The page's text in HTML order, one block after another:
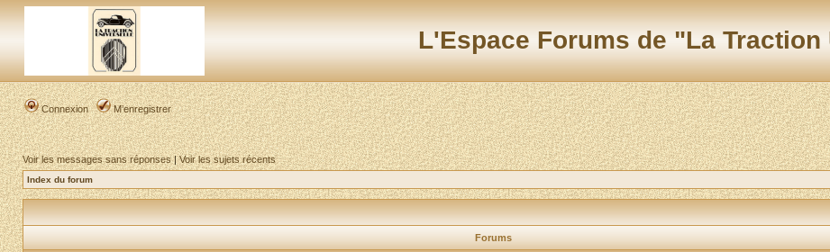
L'Espace Forums de "La
Connexion M’enregistrer
Voir les messages sans réponses|Voir les sujets récents
Index du forum
Forums